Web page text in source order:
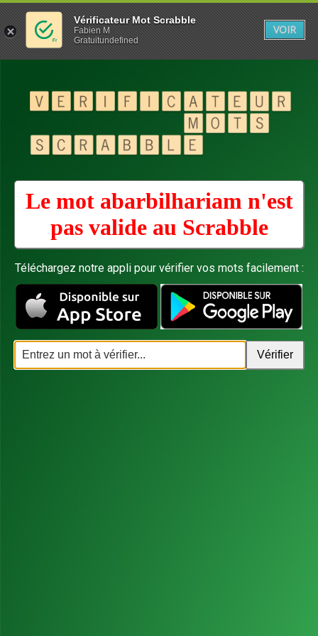
Le mot abarbilhariam n'est
pas valide au Scrabble
Téléchargez notre appli pour vérifier vos mots facilement :
Vérificateur Mot Scrabble
Fabien M
Gratuitundefined
VOIR